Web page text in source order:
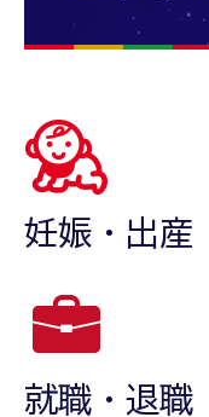
妊娠・出産
就職・退職